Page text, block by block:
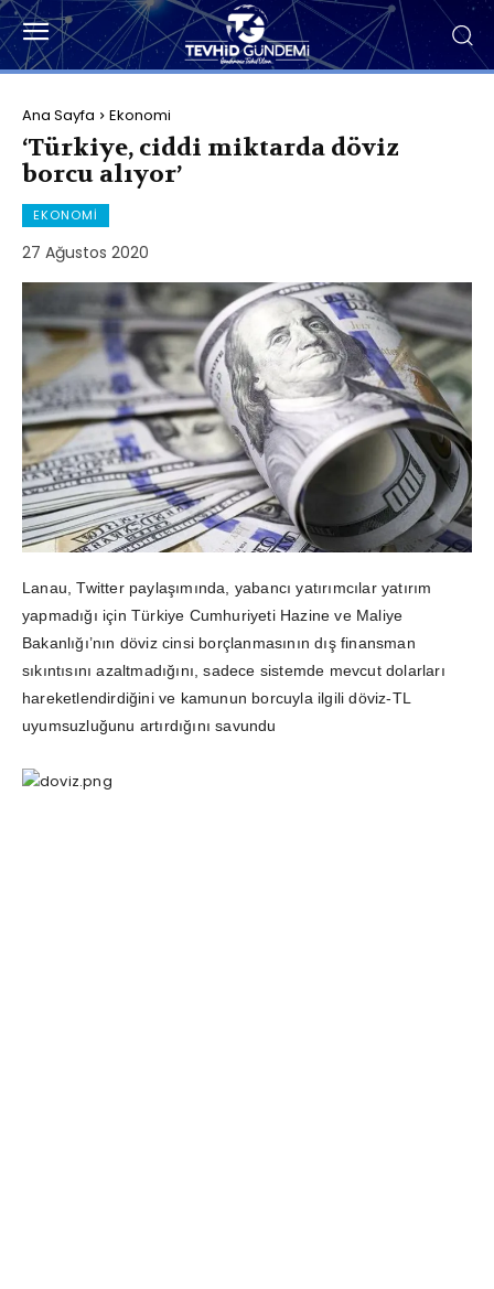
Ana Sayfa Ekonomi
‘Türkiye, ciddi miktarda döviz
borcu alıyor’
EKONOMI
27 Ağustos 2020
Lanau, Twitter paylaşımında, yabancı yatırımcılar yatırım
yapmadığı için Türkiye Cumhuriyeti Hazine ve Maliye
Bakanlığı’nın döviz cinsi borçlanmasının dış finansman
sıkıntısını azaltmadığını, sadece sistemde mevcut dolarları
hareketlendirdiğini ve kamunun borcuyla ilgili döviz-TL
uyumsuzluğunu artırdığını savundu